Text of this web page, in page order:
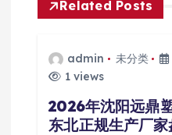
Related Posts
admin 未分类
1 views
2026年沈阳远鼎
东北正规生产厂